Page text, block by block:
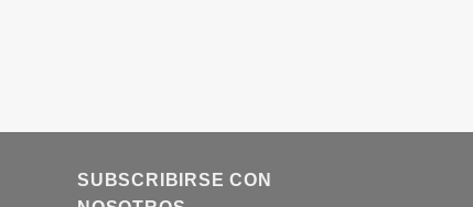
SUBSCRIBIRSE CON